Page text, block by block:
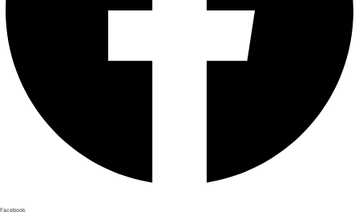
Facebook